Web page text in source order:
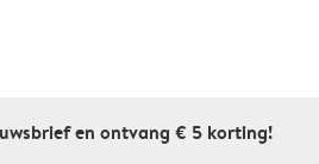
pagination
en ontvang € 5 korting!